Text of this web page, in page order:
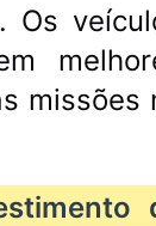
Os
missões